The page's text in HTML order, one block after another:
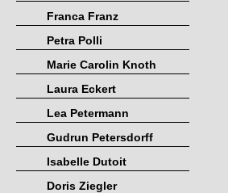
Franca Franz
Petra Polli
Marie Carolin Knoth
Laura Eckert
Lea Petermann
Gudrun Petersdorff
Isabelle Dutoit
Doris Ziegler